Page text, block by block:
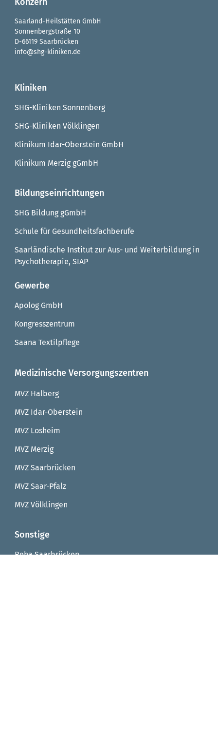
Saarland-Heilstätten GmbH
Sonnenbergstraße 10
D-66119 Saarbrücken
info@shg-kliniken.de
Kliniken
SHG-Kliniken Sonnenberg
SHG-Kliniken Völklingen
Klinikum Idar-Oberstein GmbH
Klinikum Merzig gGmbH
Bildungseinrichtungen
SHG Bildung gGmbH
Schule für Gesundheitsfachberufe
Saarländische Institut zur Aus- und Weiterbildung in
Psychotherapie, SIAP
Gewerbe
Apolog GmbH
Kongresszentrum
Saana Textilpflege
Medizinische Versorgungszentren
MVZ Halberg
MVZ Idar-Oberstein
MVZ Losheim
MVZ Merzig
MVZ Saarbrücken
MVZ Saar-Pfalz
MVZ Völklingen
Sonstige
Reha Saarbrücken